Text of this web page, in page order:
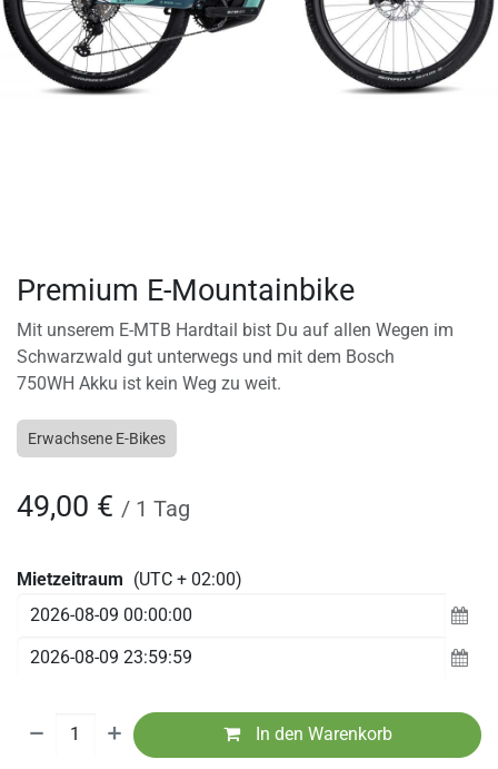
Premium E-Mountainbike
Mit unserem E-MTB Hardtail bist Du auf allen Wegen im
Schwarzwald gut unterwegs und mit dem Bosch
750WH Akku ist kein Weg zu weit.
Erwachsene E-Bikes
49,00 € / 1 Tag
Mietzeitraum (UTC + 02:00)
In den Warenkorb